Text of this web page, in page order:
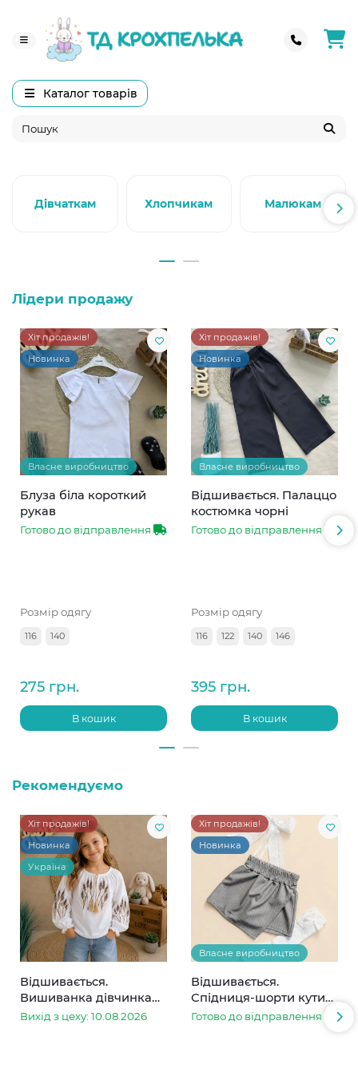
Каталог товарів
Дівчаткам Хлопчикам Малюкам
Лідери продажу
Хіт продажів!
Новинка
Власне виробництво
Блуза біла короткий
рукав
Готово до відправлення
Розмір одягу
116 140
275 грн.
В кошик
Хіт продажів!
Новинка
Власне виробництво
Відшивається. Палаццо
костюмка чорні
Готово до відправлення
Розмір одягу
116 122 140 146
395 грн.
В кошик
Рекомендуємо
Хіт продажів!
Новинка
Україна
Відшивається.
Вишиванка дівчинка
колоски
Вихід з цеху: 10.08.2026
Хіт продажів!
Новинка
Власне виробництво
Відшивається.
Спідниця-шорти кутик
сіра в смужку
Готово до відправлення